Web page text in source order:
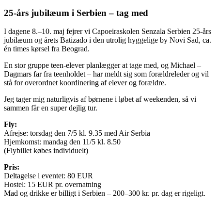
25-års jubilæum i Serbien – tag med
I dagene 8.–10. maj fejrer vi Capoeiraskolen Senzala Serbien 25-års
jubilæum og årets Batizado i den utrolig hyggelige by Novi Sad, ca.
én times kørsel fra Beograd.
En stor gruppe teen-elever planlægger at tage med, og Michael –
Dagmars far fra teenholdet – har meldt sig som forældreleder og vil
stå for overordnet koordinering af elever og forældre.
Jeg tager mig naturligvis af børnene i løbet af weekenden, så vi
sammen får en super dejlig tur.
Fly:
Afrejse: torsdag den 7/5 kl. 9.35 med Air Serbia
Hjemkomst: mandag den 11/5 kl. 8.50
(Flybillet købes individuelt)
Pris:
Deltagelse i eventet: 80 EUR
Hostel: 15 EUR pr. overnatning
Mad og drikke er billigt i Serbien – 200–300 kr. pr. dag er rigeligt.